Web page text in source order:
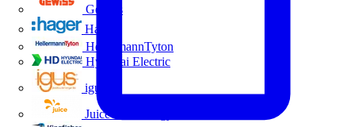
Gewiss
Hager
HellermannTyton
Hyundai Electric
igus
Juice Technology